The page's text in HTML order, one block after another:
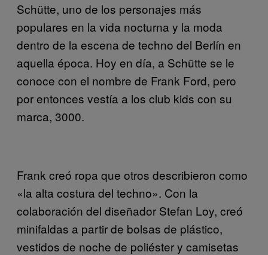
Schütte, uno de los personajes más
populares en la vida nocturna y la moda
dentro de la escena de techno del Berlín en
aquella época. Hoy en día, a Schütte se le
conoce con el nombre de Frank Ford, pero
por entonces vestía a los club kids con su
marca, 3000.
Frank creó ropa que otros describieron como
«la alta costura del techno». Con la
colaboración del diseñador Stefan Loy, creó
minifaldas a partir de bolsas de plástico,
vestidos de noche de poliéster y camisetas